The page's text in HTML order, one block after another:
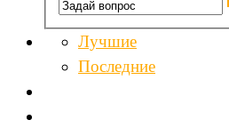
Лучшие
Последние